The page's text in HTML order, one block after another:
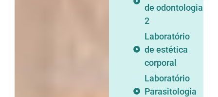
de odontologia
2
Laboratório
de estética
corporal
Laboratório
Parasitologia